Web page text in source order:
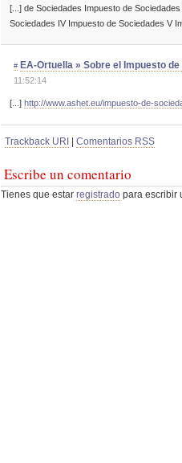
[...] de Sociedades Impuesto de
Sociedades IV Impuesto de Sociedades V
# EA-Ortuella » Sobre el Impuesto
11:52:14
[...] http://www.ashet.eu/impuesto-de-
Trackback URI | Comentarios RSS
Escribe un comentario
Tienes que estar registrado para escribir